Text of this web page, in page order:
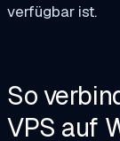
verfügbar ist.
So
VPS auf